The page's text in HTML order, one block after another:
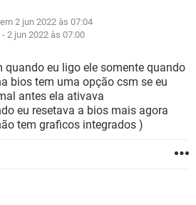
EXCEL
FACEBOOK
GMAIL
FACEBOOK
EXCEL
GMAIL
2 jun 2022 às 07:04
-2 jun 2022 às 07:00
quando eu ligo ele somente quando
bios tem uma opção csm se eu
antes ela ativava
eu resetava a bios mais agora
tem graficos integrados )